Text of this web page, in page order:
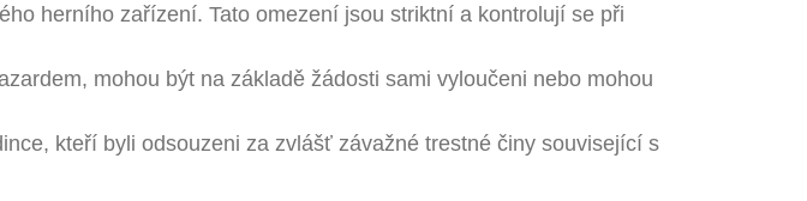
herního zařízení. Tato omezení jsou striktní a kontrolují se při
mohou být na základě žádosti sami vyloučeni nebo mohou
kteří byli odsouzeni za zvlášť závažné trestné činy související s